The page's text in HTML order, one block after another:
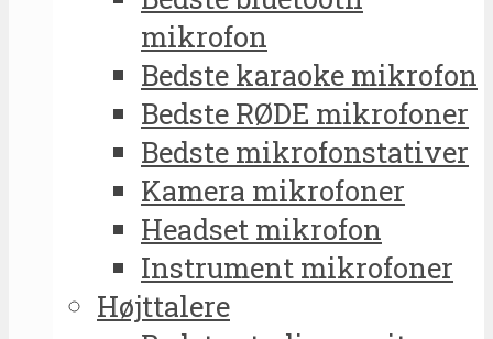
mikrofon
Bedste karaoke mikrofon
Bedste RØDE mikrofoner
Bedste mikrofonstativer
Kamera mikrofoner
Headset mikrofon
Instrument mikrofoner
Højttalere